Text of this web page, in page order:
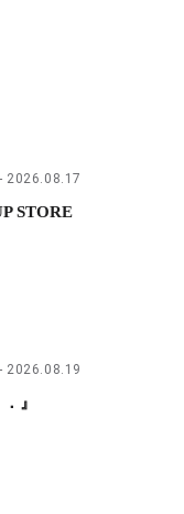
2026.08.17
STORE
2026.08.19
』